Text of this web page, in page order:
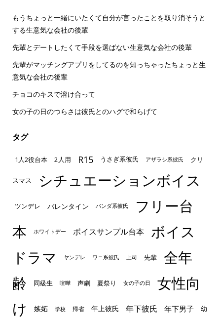
もうちょっと一緒にいたくて自分が言ったことを取り消そうと
する生意気な会社の後輩
先輩とデートしたくて手段を選ばない生意気な会社の後輩
先輩がマッチングアプリをしてるのを知っちゃったちょっと生
意気な会社の後輩
チョコのキスで溶け合って
女の子の日のつらさは彼氏とのハグで和らげて
タグ
1人2役台本 2人用 R15 うさぎ系彼氏 アザラシ系彼氏 クリ
スマス シチュエーションボイス
ツンデレ バレンタイン パンダ系彼氏
フリー台
本
ホワイトデー ボイスサンプル台本
ボイス
ドラマ
ヤンデレ ワニ系彼氏 上司 先輩
全年
齢
同級生 喧嘩 声劇 夏祭り 女の子の日
女性向
け
嫉妬 学校 帰省 年上彼氏 年下彼氏 年下男子 幼